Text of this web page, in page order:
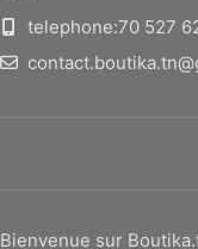
telephone:70 527
Bienvenue sur